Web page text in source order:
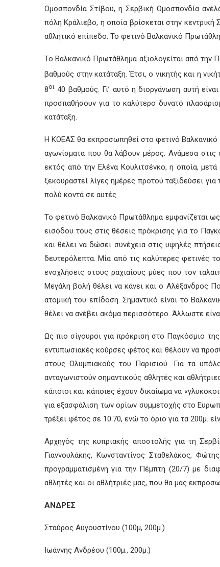
Ομοσπονδία Στίβου, η Σερβική Ομοσπονδία
πόλη Κράλιεβο, η οποία βρίσκεται στην
αθλητικό επίπεδο. Το φετινό Βαλκανικό
Το Βαλκανικό Πρωτάθλημα αξιολογείται από την
βαθμούς στην κατάταξη. Έτσι, ο νικητής και η
8οι 40 βαθμούς. Γι’ αυτό η διοργάνωση αυτή
προσπαθήσουν για το καλύτερο δυνατό
κατάταξη.
Η ΚΟΕΑΣ θα εκπροσωπηθεί στο φετινό Βαλκανικό
αγωνίσματα που θα λάβουν μέρος. Ανάμεσα
εκτός από την Ελένα Κουλιτσένκο, η οποία,
ξεκουραστεί λίγες ημέρες προτού ταξιδεύσει
πολύ κοντά σε αυτές.
Το φετινό Βαλκανικό Πρωτάθλημα εμφανίζεται
εισόδου τους στις θέσεις πρόκρισης για το
και θέλει να δώσει συνέχεια στις υψηλές
δευτερόλεπτα. Μία από τις καλύτερες φετινές
ενοχλήσεις στους ραχιαίους μύες που τον
Μεγάλη βολή θέλει να κάνει και ο Αλέξανδρος
ατομική του επίδοση. Σημαντικό είναι το
θέλει να ανέβει ακόμα περισσότερο. Άλλωστε
Ως πιο σίγουροι για πρόκριση στο Παγκόσμιο
εντυπωσιακές κούρσες φέτος και θέλουν να
στους Ολυμπιακούς του Παρισιού. Για τα
ανταγωνιστούν σημαντικούς αθλητές και
κάποιοι και κάποιες έχουν δικαίωμα να
για εξασφάλιση των ορίων συμμετοχής στο
τρέξει φέτος σε 10.70, ενώ το όριο για τα 200μ.
Αρχηγός της κυπριακής αποστολής για τη
Γιαννουλάκης, Κωνσταντίνος Σταθελάκος,
προγραμματισμένη για την Πέμπτη (20/7) με
αθλητές και οι αθλήτριές μας, που θα μας
ΑΝΔΡΕΣ
Σταύρος Αυγουστίνου (100μ, 200μ.)
Ιωάννης Ανδρέου (100μ., 200μ.)